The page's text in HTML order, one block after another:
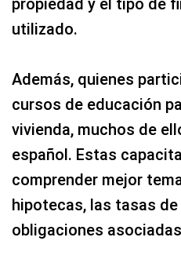
utilizado.
Además, quienes
cursos de educación
vivienda, muchos de
español. Estas
comprender mejor
hipotecas, las tasas
obligaciones